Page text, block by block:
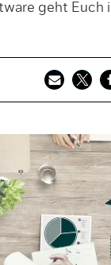
geht Euch